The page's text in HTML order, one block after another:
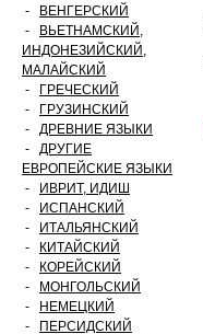
-
ВЕНГЕРСКИЙ
-
ВЬЕТНАМСКИЙ,
ИНДОНЕЗИЙСКИЙ,
МАЛАЙСКИЙ
-
ГРЕЧЕСКИЙ
-
ГРУЗИНСКИЙ
- ДРЕВНИЕ ЯЗЫКИ
- ДРУГИЕ
ЕВРОПЕЙСКИЕ ЯЗЫКИ
-
ИВРИТ, ИДИШ
-
ИСПАНСКИЙ
-
ИТАЛЬЯНСКИЙ
-
КИТАЙСКИЙ
-
КОРЕЙСКИЙ
-
МОНГОЛЬСКИЙ
-
НЕМЕЦКИЙ
-
ПЕРСИДСКИЙ